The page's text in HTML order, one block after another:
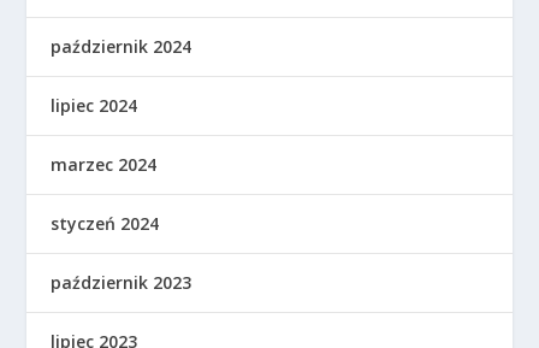
październik 2024
lipiec 2024
marzec 2024
styczeń 2024
październik 2023
lipiec 2023